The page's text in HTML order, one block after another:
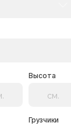
Высота
Грузчики